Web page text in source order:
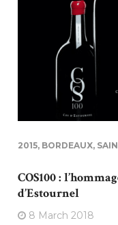
2015, BORDEAUX,
COS100 :
d’Estournel
8 March 2018